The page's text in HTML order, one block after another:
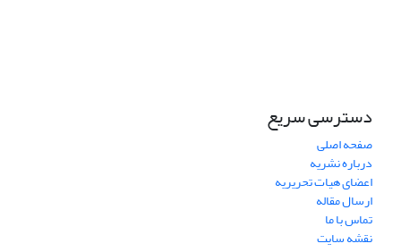
دسترسی سریع
صفحه اصلی
درباره نشریه
اعضای هیات تحریریه
ارسال مقاله
تماس با ما
نقشه سایت